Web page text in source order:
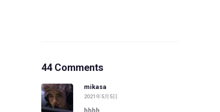
44 Comments
mikasa
2021年5月5日
hhhh